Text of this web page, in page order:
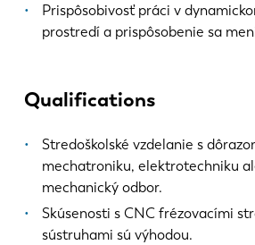
Prispôsobivosť práci v
prostredí a prispôsobenie sa
Qualifications
Stredoškolské vzdelanie s
mechatroniku, elektrotechniku
mechanický odbor.
Skúsenosti s CNC frézovacími
sústruhami sú výhodou.
FR